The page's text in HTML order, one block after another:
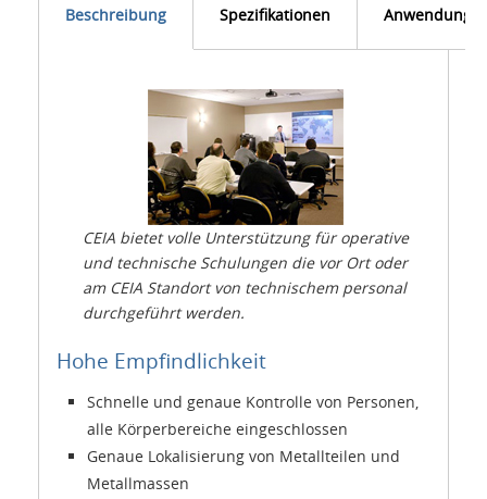
Beschreibung Spezifikationen
CEIA bietet volle Unterstützung für operative
und technische Schulungen die vor Ort oder
am CEIA Standort von technischem personal
durchgeführt werden.
Hohe Empfindlichkeit
Schnelle und genaue Kontrolle von Personen,
alle Körperbereiche eingeschlossen
Genaue Lokalisierung von Metallteilen und
Metallmassen